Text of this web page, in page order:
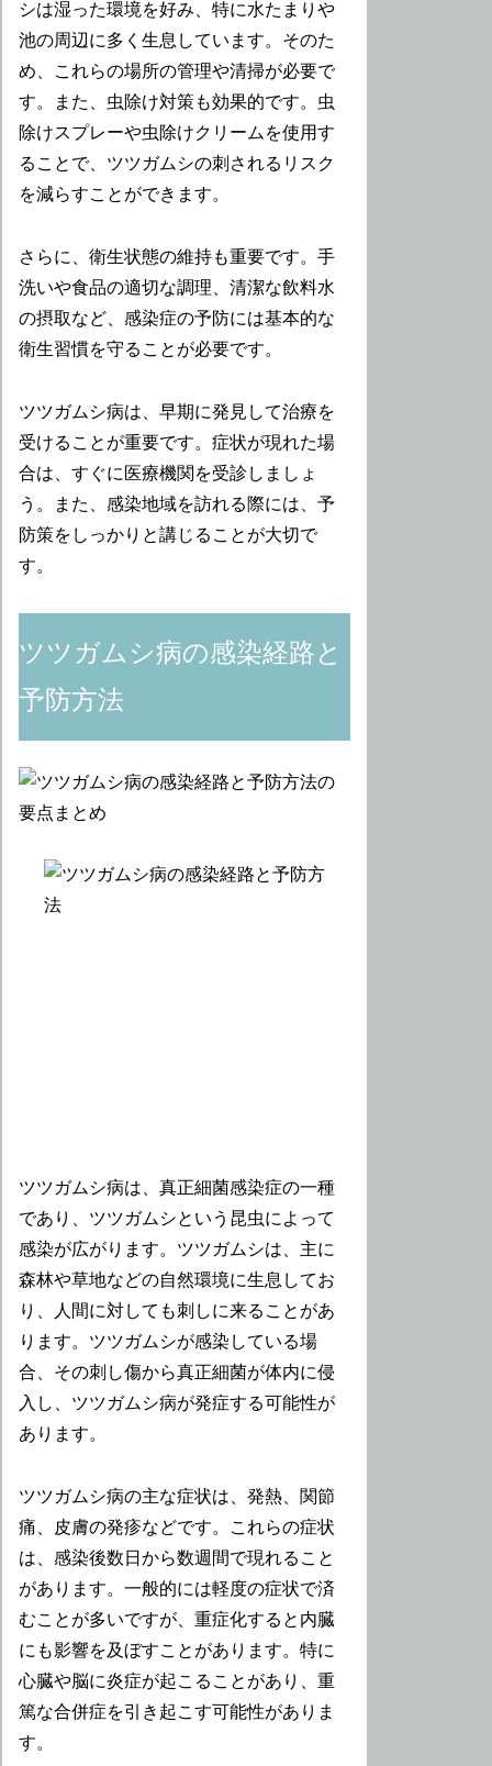
シは湿った環境を好み、特に水たまりや
池の周辺に多く生息しています。そのた
め、これらの場所の管理や清掃が必要で
す。また、虫除け対策も効果的です。虫
除けスプレーや虫除けクリームを使用す
ることで、ツツガムシの刺されるリスク
を減らすことができます。
さらに、衛生状態の維持も重要です。手
洗いや食品の適切な調理、清潔な飲料水
の摂取など、感染症の予防には基本的な
衛生習慣を守ることが必要です。
ツツガムシ病は、早期に発見して治療を
受けることが重要です。症状が現れた場
合は、すぐに医療機関を受診しましょ
う。また、感染地域を訪れる際には、予
防策をしっかりと講じることが大切で
す。
ツツガムシ病の感染経路と
予防方法
ツツガムシ病は、真正細菌感染症の一種
であり、ツツガムシという昆虫によって
感染が広がります。ツツガムシは、主に
森林や草地などの自然環境に生息してお
り、人間に対しても刺しに来ることがあ
ります。ツツガムシが感染している場
合、その刺し傷から真正細菌が体内に侵
入し、ツツガムシ病が発症する可能性が
あります。
ツツガムシ病の主な症状は、発熱、関節
痛、皮膚の発疹などです。これらの症状
は、感染後数日から数週間で現れること
があります。一般的には軽度の症状で済
むことが多いですが、重症化すると内臓
にも影響を及ぼすことがあります。特に
心臓や脳に炎症が起こることがあり、重
篤な合併症を引き起こす可能性がありま
す。